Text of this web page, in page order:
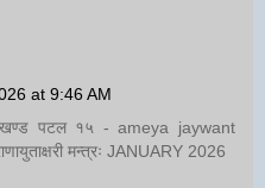
at 9:46 AM
खण्ड पटल १५ - ameya jaywant
मन्त्रः JANUARY 2026